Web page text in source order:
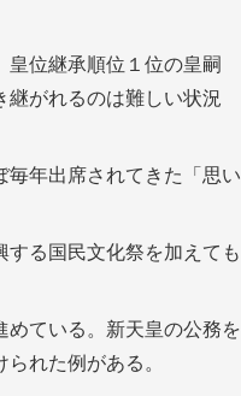
位継承順位１位の皇嗣
継がれるのは難しい状況
毎年出席されてきた「思い
る国民文化祭を加えても
めている。新天皇の公務を
れた例がある。